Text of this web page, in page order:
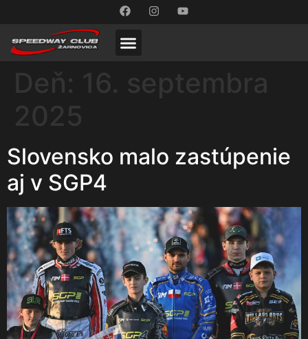
Deň: 16. septembra
2025
Slovensko malo zastúpenie
aj v SGP4